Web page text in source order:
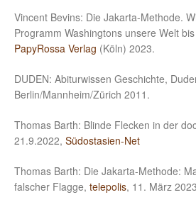
Vincent Bevins: Die Jakarta-Methode.
Programm Washingtons unsere Welt
PapyRossa Verlag (Köln) 2023.
DUDEN: Abiturwissen Geschichte,
Berlin/Mannheim/Zürich 2011.
Thomas Barth: Blinde Flecken in der
21.9.2022, Südostasien-Net
Thomas Barth: Die Jakarta-Methode:
falscher Flagge, telepolis, 11. März 2023